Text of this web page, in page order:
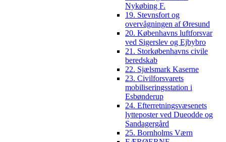
Nykøbing F.
19. Stevnsfort og
overvågningen af Øresund
20. Københavns luftforsvar
ved Sigerslev og Ejbybro
21. Storkøbenhavns civile
beredskab
22. Sjælsmark Kaserne
23. Civilforsvarets
mobiliseringsstation i
Esbønderup
24. Efterretningsvæsenets
lytteposter ved Dueodde og
Sandagergård
25. Bornholms Værn